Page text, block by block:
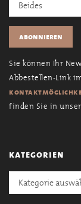
Sie können Ihr
Abbestellen-Link
finden Sie in
kategorien
Kategorien